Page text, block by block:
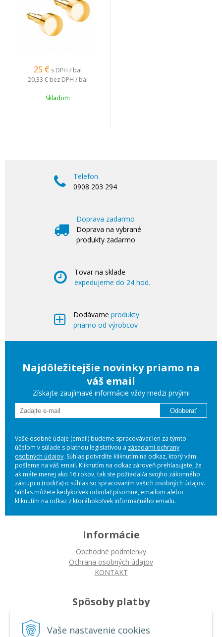
Vaše nastavenie cookies
25 € s DPH / bal
20,33 € bez DPH / bal
Skladom
Telefon
0908 203 294
Doprava zadarmo
Doprava na vybrané
produkty zadarmo
Tovar na sklade
expedujeme do 24 hod.
Dodávame produkty
priamo od výrobcov
Najdôležitejšie novinky priamo na
váš email
Získajte zaujímavé informácie vždy medzi prvými
Odoberať
Vaše osobné údaje (email) budeme spracovávať len za týmto
účelom v súlade s platnou legislatívou a zásadami ochrany
osobných údajov. Súhlas potvrdíte kliknutím na odkaz, ktorý vám
pošleme na váš email. Kliknutím na odkaz zároveň prehlasujete, že
ak máte menej ako 16 rokov, tak ste požiadal/a svojho zákonného
zástupcu (rodiča) o súhlas so spracovaním vašich osobných údajov.
Súhlas môžete kedykoľvek odvolať písomne, emailom alebo
kliknutím na odkaz z ktoréhokoľvek informačného emailu.
Informácie
Obchodné podmienky
Ochrana osobných údajov
KONTAKT
Spôsoby platby
Platba bankovým prevodom